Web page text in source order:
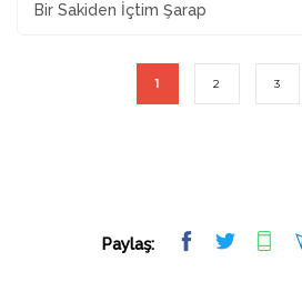
Bir Sakiden İçtim Şarap
1 2 3
Paylaş: